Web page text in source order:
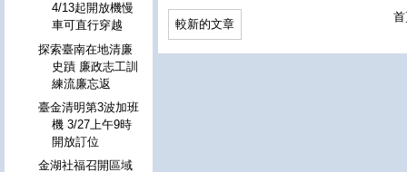
較新的文章
4/13起開放機慢
車可直行穿越
探索臺南在地清廉
史蹟 廉政志工訓
練流廉忘返
臺金清明第3波加班
機 3/27上午9時
開放訂位
金湖社福召開區域